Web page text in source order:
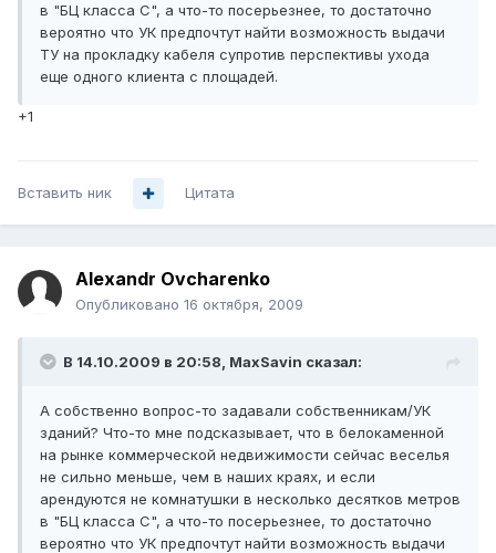
в "БЦ класса С", а что-то посерьезнее, то достаточно
вероятно что УК предпочтут найти возможность выдачи
ТУ на прокладку кабеля супротив перспективы ухода
еще одного клиента с площадей.
+1
Вставить ник Цитата
Alexandr Ovcharenko
Опубликовано 16 октября, 2009
В 14.10.2009 в 20:58, MaxSavin сказал:
А собственно вопрос-то задавали собственникам/УК
зданий? Что-то мне подсказывает, что в белокаменной
на рынке коммерческой недвижимости сейчас веселья
не сильно меньше, чем в наших краях, и если
арендуются не комнатушки в несколько десятков метров
в "БЦ класса С", а что-то посерьезнее, то достаточно
вероятно что УК предпочтут найти возможность выдачи